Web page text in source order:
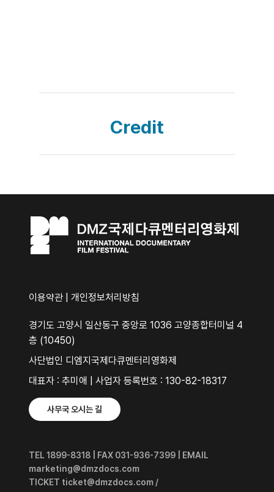
Credit
이용약관 개인정보처리방침
경기도 고양시 일산동구 중앙로 1036 고양종합터미널 4
층 (10450)
사단법인 디엠지국제다큐멘터리영화제
대표자 : 추미애 | 사업자 등록번호 : 130-82-18317
사무국 오시는 길
TEL 1899-8318 | FAX 031-936-7399 | EMAIL
marketing@dmzdocs.com
TICKET ticket@dmzdocs.com /